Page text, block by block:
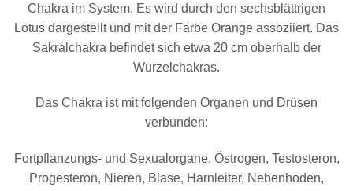
Chakra im System. Es wird durch den sechsblättrigen
Lotus dargestellt und mit der Farbe Orange assoziiert. Das
Sakralchakra befindet sich etwa 20 cm oberhalb der
Wurzelchakras.
Das Chakra ist mit folgenden Organen und Drüsen
verbunden:
Fortpflanzungs- und Sexualorgane, Östrogen, Testosteron,
Progesteron, Nieren, Blase, Harnleiter, Nebenhoden,